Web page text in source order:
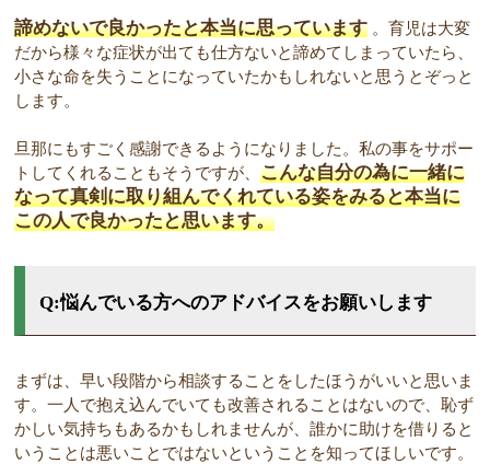
諦めないで良かったと本当に思っています 。育児は大変
だから様々な症状が出ても仕方ないと諦めてしまっていたら、
小さな命を失うことになっていたかもしれないと思うとぞっと
します。
旦那にもすごく感謝できるようになりました。私の事をサポー
トしてくれることもそうですが、こんな自分の為に一緒に
なって真剣に取り組んでくれている姿をみると本当に
この人で良かったと思います。
Q:悩んでいる方へのアドバイスをお願いします
まずは、早い段階から相談することをしたほうがいいと思いま
す。一人で抱え込んでいても改善されることはないので、恥ず
かしい気持ちもあるかもしれませんが、誰かに助けを借りると
いうことは悪いことではないということを知ってほしいです。